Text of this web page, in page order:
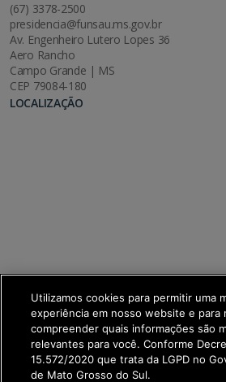
(67) 3378-2500
presidencia@funsau.ms.gov.br
Av. Engenheiro Lutero Lopes 36
Aero Rancho
Campo Grande | MS
CEP 79084-180
LOCALIZAÇÃO
Utilizamos cookies para permitir uma
experiência em nosso website e para
compreender quais informações são
relevantes para você. Conforme
15.572/2020 que trata da LGPD no
de Mato Grosso do Sul.